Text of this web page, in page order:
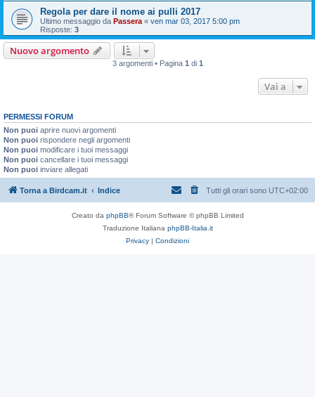
Regola per dare il nome ai pulli 2017
Ultimo messaggio da Passera « ven mar 03, 2017 5:00 pm
Risposte: 3
Nuovo argomento
3 argomenti • Pagina 1 di 1
Vai a
PERMESSI FORUM
Non puoi aprire nuovi argomenti
Non puoi rispondere negli argomenti
Non puoi modificare i tuoi messaggi
Non puoi cancellare i tuoi messaggi
Non puoi inviare allegati
Torna a Birdcam.it Indice Tutti gli orari sono UTC+02:00
Creato da phpBB® Forum Software © phpBB Limited
Traduzione Italiana phpBB-Italia.it
Privacy | Condizioni